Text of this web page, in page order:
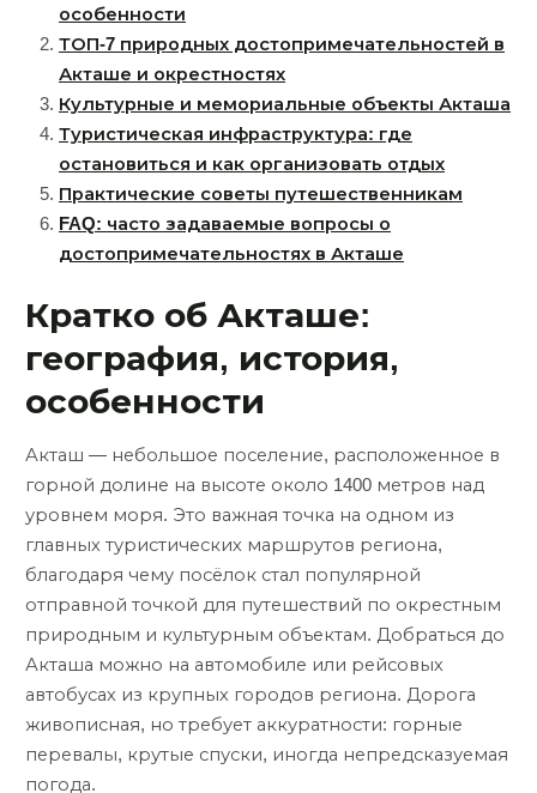
особенности
ТОП-7 природных достопримечательностей в
Акташе и окрестностях
Культурные и мемориальные объекты Акташа
Туристическая инфраструктура: где
остановиться и как организовать отдых
Практические советы путешественникам
FAQ: часто задаваемые вопросы о
достопримечательностях в Акташе
Кратко об Акташе:
география, история,
особенности
Акташ — небольшое поселение, расположенное в
горной долине на высоте около 1400 метров над
уровнем моря. Это важная точка на одном из
главных туристических маршрутов региона,
благодаря чему посёлок стал популярной
отправной точкой для путешествий по окрестным
природным и культурным объектам. Добраться до
Акташа можно на автомобиле или рейсовых
автобусах из крупных городов региона. Дорога
живописная, но требует аккуратности: горные
перевалы, крутые спуски, иногда непредсказуемая
погода.